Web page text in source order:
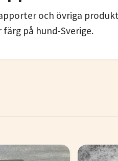
och övriga
på hund-Sverige.